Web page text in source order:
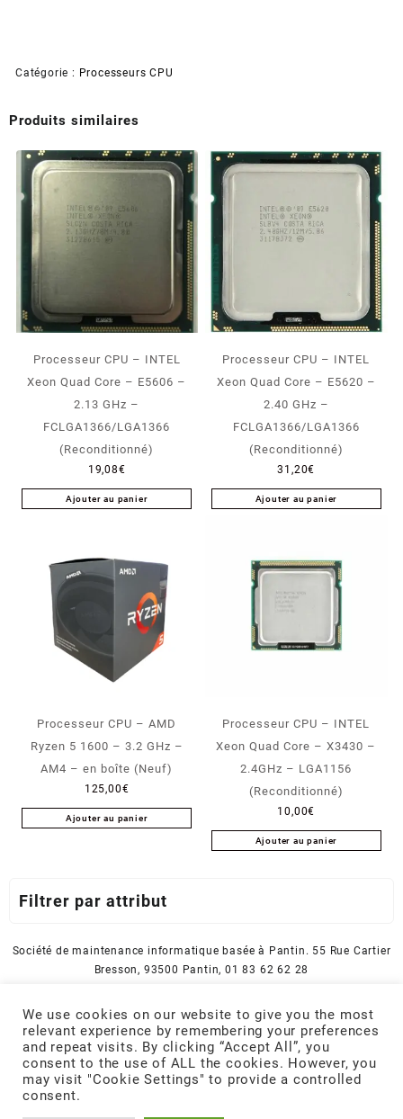
(Reconditionné)
Catégorie : Processeurs CPU
Produits similaires
Processeur CPU – INTEL
Xeon Quad Core – E5606 –
2.13 GHz –
FCLGA1366/LGA1366
(Reconditionné)
19,08€
Ajouter au panier
Processeur CPU – INTEL
Xeon Quad Core – E5620 –
2.40 GHz –
FCLGA1366/LGA1366
(Reconditionné)
31,20€
Ajouter au panier
Processeur CPU – AMD
Ryzen 5 1600 – 3.2 GHz –
AM4 – en boîte (Neuf)
125,00€
Ajouter au panier
Processeur CPU – INTEL
Xeon Quad Core – X3430 –
2.4GHz – LGA1156
(Reconditionné)
10,00€
Ajouter au panier
Filtrer par attribut
Société de maintenance informatique basée à Pantin. 55 Rue Cartier
Bresson, 93500 Pantin, 01 83 62 62 28
Conditions Générales de Vente et d’Utilisation
Politique de confidentialité
Votre compte
We use cookies on our website to give you the most
relevant experience by remembering your preferences
and repeat visits. By clicking “Accept All”, you
consent to the use of ALL the cookies. However, you
may visit "Cookie Settings" to provide a controlled
consent.